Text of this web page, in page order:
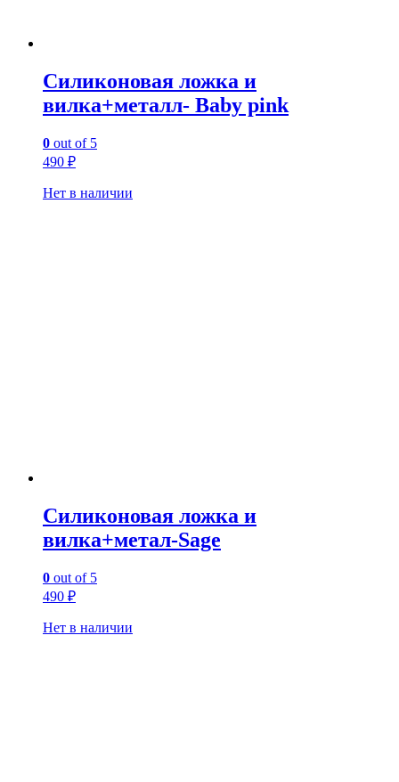
Силиконовая ложка и
вилка+металл- Baby pink
0 out of 5
490 ₽
Нет в наличии
Силиконовая ложка и
вилка+метал-Sage
0 out of 5
490 ₽
Нет в наличии